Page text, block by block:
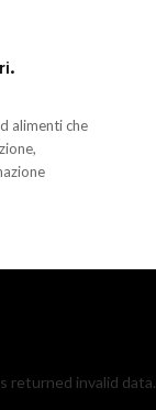
alimenti che
returned invalid data.